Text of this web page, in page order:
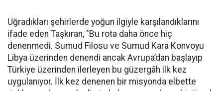
Uğradıkları şehirlerde yoğun ilgiyle karşılandıklarını
ifade eden Taşkıran, "Bu rota daha önce hiç
denenmedi. Sumud Filosu ve Sumud Kara Konvoyu
Libya üzerinden denendi ancak Avrupa’dan başlayıp
Türkiye üzerinden ilerleyen bu güzergâh ilk kez
uygulanıyor. İlk kez denenen bir misyonda elbette